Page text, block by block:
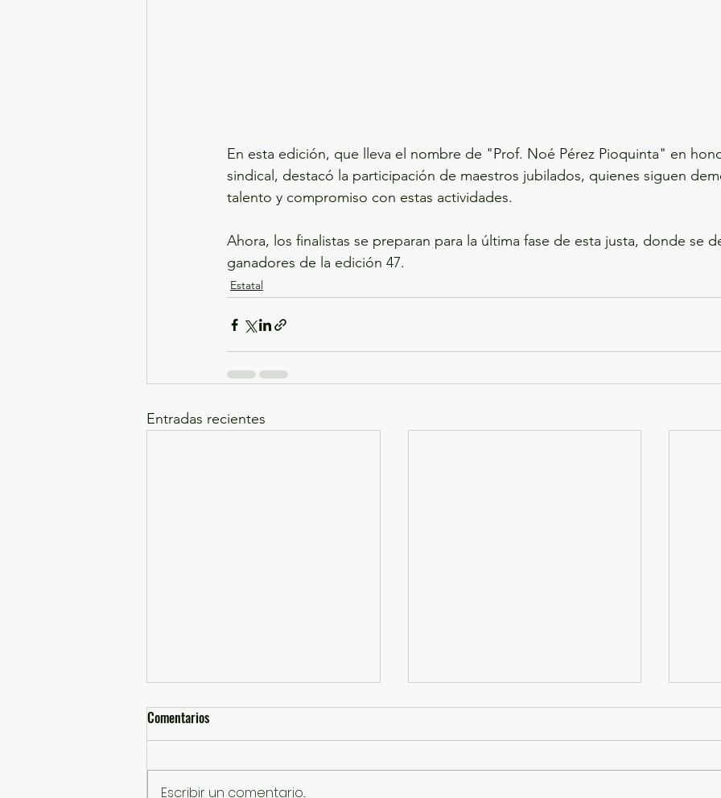
En esta edición, que lleva el nombre de "Prof. Noé Pérez Pioquinta" en
sindical, destacó la participación de maestros jubilados, quienes siguen
talento y compromiso con estas actividades.
Ahora, los finalistas se preparan para la última fase de esta justa, donde se
ganadores de la edición 47.
Estatal
Entradas recientes
Comentarios
Escribir un comentario...